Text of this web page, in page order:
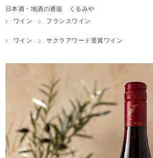
日本酒・地酒の通販 くるみや
ワイン
フランスワイン
ワイン サクラアワード受賞ワイン